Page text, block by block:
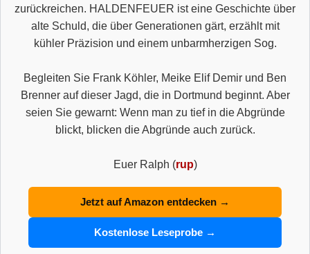
zurückreichen. HALDENFEUER ist eine Geschichte über
alte Schuld, die über Generationen gärt, erzählt mit
kühler Präzision und einem unbarmherzigen Sog.
Begleiten Sie Frank Köhler, Meike Elif Demir und Ben
Brenner auf dieser Jagd, die in Dortmund beginnt. Aber
seien Sie gewarnt: Wenn man zu tief in die Abgründe
blickt, blicken die Abgründe auch zurück.
Euer Ralph (rup)
Jetzt auf Amazon entdecken →
Kostenlose Leseprobe →